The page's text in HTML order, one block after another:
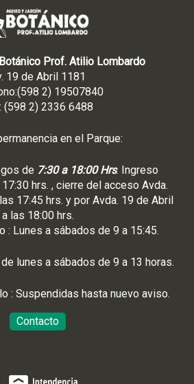
Prof. Atilio Lombardo
19 de Abril 1181
2) 19507840
(598 2) 2336 6488
en el Parque:
de 7:30 a 18:00 Hrs. Ingreso
hrs. , cierre del acceso Avda.
17:45 hrs. y por Avda. 19 de Abril
a las 18:00 hrs.
: Lunes a sábados de 9 a 15:45.
lunes a sábados de 9 a 13 horas.
: Suspendidas hasta nuevo aviso.
Contacto